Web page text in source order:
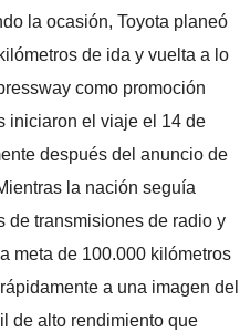
la ocasión, Toyota planeó
de ida y vuelta a lo
como promoción
iniciaron el viaje el 14 de
después del anuncio de
la nación seguía
de transmisiones de radio y
meta de 100.000 kilómetros
a una imagen del
de alto rendimiento que